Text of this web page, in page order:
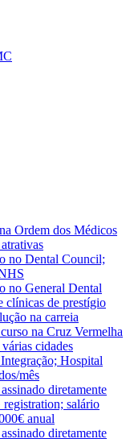
Ordem dos Médicos
no Dental Council;
no General Dental
clínicas de prestígio
na carreia
na Cruz Vermelha
cidades
Hospital
mês
diretamente
salário
anual
diretamente